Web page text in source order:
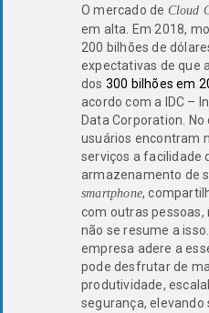
O mercado de Cloud
em alta. Em 2018,
200 bilhões de
expectativas de que
dos 300 bilhões em
acordo com a IDC –
Data Corporation. No
usuários encontram
serviços a facilidade
armazenamento de
smartphone,
com outras pessoas,
não se resume a
empresa adere a
pode desfrutar de
produtividade,
segurança, elevando